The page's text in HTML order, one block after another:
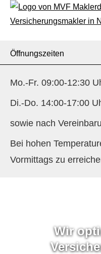
Öffnungszeiten
Mo.-Fr. 09:00-12:30
Di.-Do. 14:00-17:00
sowie nach
Bei hohen
Vormittags zu
Wir